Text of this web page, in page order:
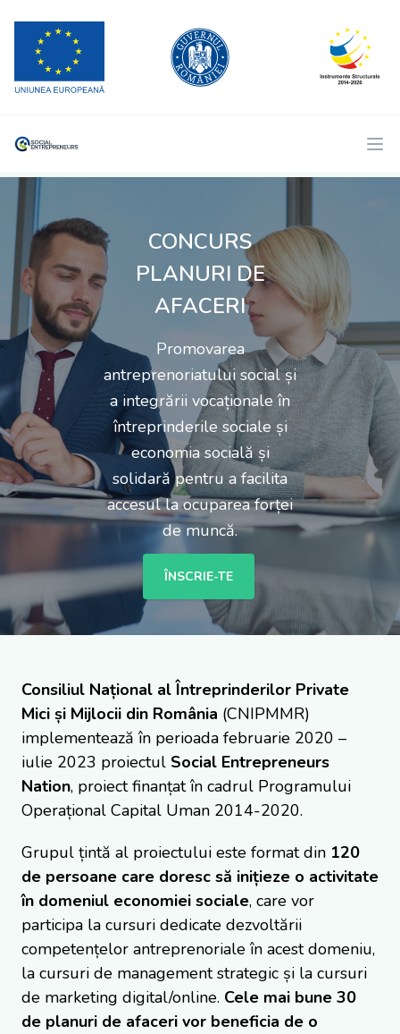
CONCURS
PLANURI DE
AFACERI
Promovarea
antreprenoriatului social și
a integrării vocaționale în
întreprinderile sociale și
economia socială și
solidară pentru a facilita
accesul la ocuparea forței
de muncă.
ÎNSCRIE-TE
Consiliul Național al Întreprinderilor Private
Mici și Mijlocii din România (CNIPMMR)
implementează în perioada februarie 2020 –
iulie 2023 proiectul Social Entrepreneurs
Nation, proiect finanțat în cadrul Programului
Operațional Capital Uman 2014-2020.
Grupul țintă al proiectului este format din 120
de persoane care doresc să inițieze o activitate
în domeniul economiei sociale, care vor
participa la cursuri dedicate dezvoltării
competențelor antreprenoriale în acest domeniu,
la cursuri de management strategic și la cursuri
de marketing digital/online. Cele mai bune 30
de planuri de afaceri vor beneficia de o